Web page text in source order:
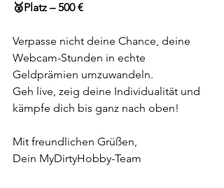
🥈Platz – 500 €
Verpasse nicht deine Chance, deine
Webcam-Stunden in echte
Geldprämien umzuwandeln.
Geh live, zeig deine Individualität und
kämpfe dich bis ganz nach oben!
Mit freundlichen Grüßen,
Dein MyDirtyHobby-Team